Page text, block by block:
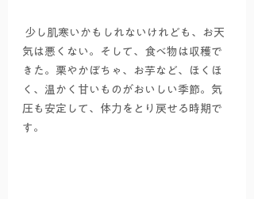
気は悪くない。そして、食べ物は収穫で
きた。栗やかぼちゃ、お芋など、ほくほ
く、温かく甘いものがおいしい季節。気
圧も安定して、体力をとり戻せる時期で
す。